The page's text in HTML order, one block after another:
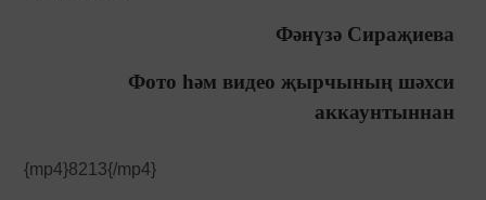
Фәнүзә Сираҗиева
Фото һәм видео җырчының шәхси
аккаунтыннан
{mp4}8213{/mp4}